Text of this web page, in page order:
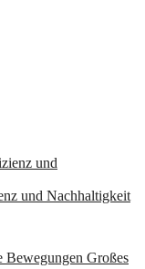
und Nachhaltigkeit